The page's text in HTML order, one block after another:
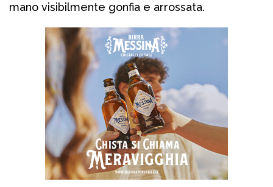
mano visibilmente gonfia e arrossata.